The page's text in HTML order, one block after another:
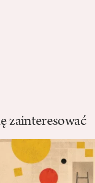
zainteresować